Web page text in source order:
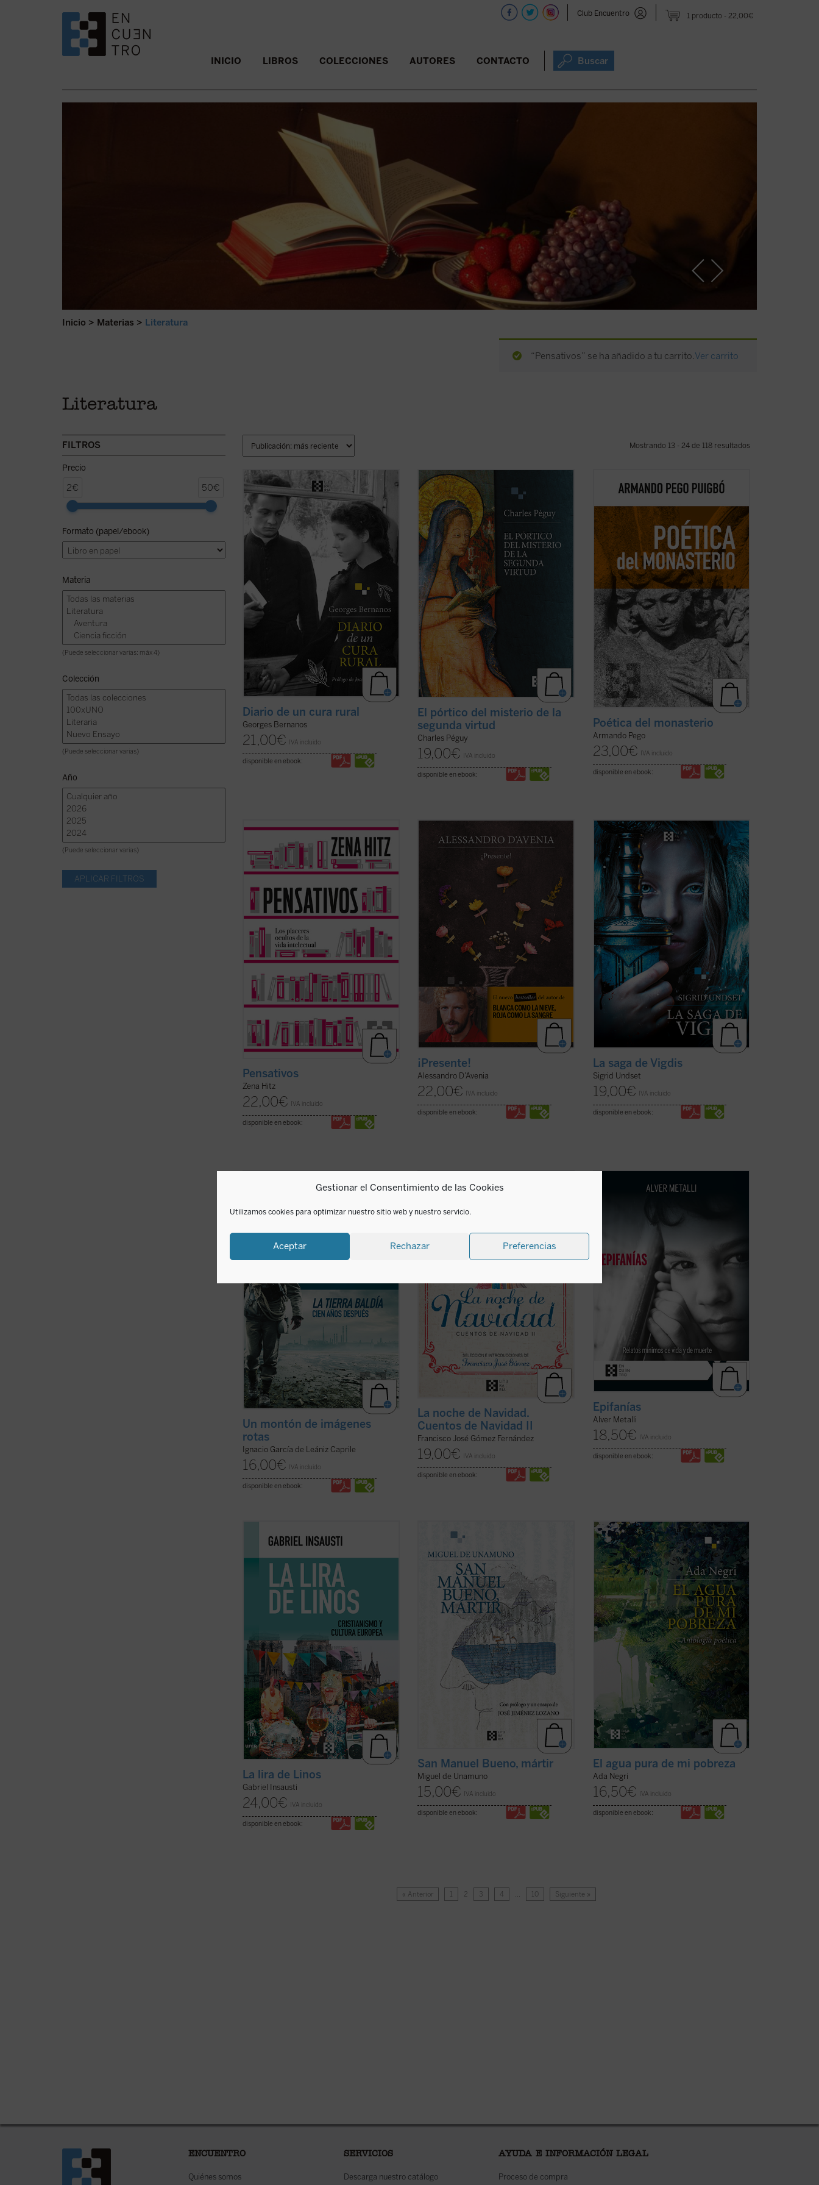
Gestionar el Consentimiento de las Cookies
Utilizamos cookies para optimizar nuestro sitio web y nuestro servicio.
Aceptar Rechazar Preferencias
1 producto 22,00€
Club Encuentro
SALTAR AL CONTENIDO. INICIO LIBROS COLECCIONES AUTORES CONTACTO Buscar
Inicio > Materias > Literatura
“Pensativos” se ha añadido a tu carrito.Ver carrito
Literatura
FILTROS
Precio
2€ 50€
Formato (papel/ebook)
Materia
(Puede seleccionar varias: máx 4)
Colección
(Puede seleccionar varias)
Año
(Puede seleccionar varias)
Mostrando 13 - 24 de 118 resultados
En esta novela clásica, Bernanos narra
conmovedoramente la vida de un joven
cura rural francés que llega a
comprender a su parroquia provinciana
al tiempo que aprende humildad
espiritual. Su fe, sincera y profunda, su
entusiasmo, quedan al ...
(ver ficha)
Diario de un cura rural
Georges Bernanos
21,00€ IVA incluido
disponible en ebook:
El pórtico del misterio de la segunda
virtudes una de las obras poéticas más
intensas de Charles Péguy, dedicada al
misterio de la virtud teologal de la
esperanza. Compuesto en uno de los
momentos más oscuros de la vida del
autor, es ...(ver ficha)
El pórtico del misterio de la
segunda virtud
Charles Péguy
19,00€ IVA incluido
disponible en ebook:
Poética del monasterioreflexiona
que constituyen el horizonte social y
antropológico de las tres figuras: el
hogar, la escuela y la celda, reivindicando
una pedagogía humanista fundada en la
... (ver ficha)
Poética del monasterio
Armando Pego
23,00€ IVA incluido
disponible en ebook:
es un recordatorio
apasionado y oportuno de que una vida
rica en el ámbito del pensamiento es una
vida plena. Una invitación a aprender por
nuestra vida interior para preservar
nuestra ...
(ver ficha)
Pensativos
Zena Hitz
22,00€ IVA incluido
disponible en ebook:
Diez años después del libro revelación
Blanca como la nieve, roja como la
, Alessandro D'Avenia vuelve a
narrarnos una historia sobre el amor, la
escuela y los jóvenes como solo sabe
hacerlo alguien que vive ese mundo en
primera ...
(ver ficha)
¡Presente!
Alessandro D'Avenia
22,00€ IVA incluido
disponible en ebook:
En el perenne invierno de la Escandinavia
medieval, la joven Vigdis se enamora
perdidamente de Ljot, un marinero
islandés descarado, audaz en la batalla y
sensible a la poesía. La atracción es
mutua, pero Ljot se aprovecha de la
ingenuidad de ...
La saga de Vigdis
Sigrid Undset
19,00€ IVA incluido
disponible en ebook:
El libro supone una aproximación
considerándola como poema-candil que
la modernidad terminal y sus
. Y constituye para nosotros un ...
Un montón de imágenes
rotas
Ignacio García de Leániz Caprile
16,00€ IVA incluido
disponible en ebook:
Este nuevo volumen de cuentos
selección de textos de algunos de los
literatura. En ellos el lector encuentra la
alegría y la vivencia profunda de la
La noche de Navidad.
Cuentos de Navidad II
Francisco José Gómez Fernández
19,00€ IVA incluido
disponible en ebook:
Este libro describe «desde dentro» el
periferias de Buenos Aires. Imágenes
suceden en ... (ver ficha)
Epifanías
Alver Metalli
18,50€ IVA incluido
disponible en ebook:
Autores como Conrad, Eliot, Dante,
Apocalypse NowyLa soga, permiten al
autor de este ensayo —construido a
partir de la imagen de Linos— reflexionar
en torno a la teología que se ...(ver ficha)
La lira de Linos
Gabriel Insausti
24,00€ IVA incluido
disponible en ebook:
«Las preguntas sobre el vivir y el morir, el
triunfo de la muerte no pueden
enjaularse sencillamente. Y éstas son
preguntas que el racionalista don Manuel
Bueno se hacía, y no tenía más remedio
que ...(ver ficha)
San Manuel Bueno, mártir
Miguel de Unamuno
15,00€ IVA incluido
disponible en ebook:
«Al acercarnos a la poesía de Ada Negri,
a un rostro que presenta rasgos fuertes
aunque habitados por una secreta
ternura, nos encontramos con una
sorpresa: hay algo intacto que nos llega
de sus versos, una energía indómita, un
reto que ...(ver ficha)
El agua pura de mi pobreza
Ada Negri
16,50€ IVA incluido
disponible en ebook:
« Anterior 1 2 3 4 … 10 Siguiente »
ENCUENTRO
Quiénes somos
SERVICIOS
Descarga nuestro catálogo
AYUDA E INFORMACIÓN LEGAL
Proceso de compra